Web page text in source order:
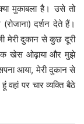
मुकाबला है। उसे तो
दर्शन देते हैं।
मेरी दुकान से कुछ दूरी
खेस ओढ़ाया और मुझे
आया, मेरी दुकान से
पर चार व्यक्ति बैठे